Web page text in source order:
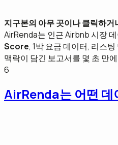
지구본의 아무 곳이나 클릭하거
AirRenda는 인근 Airbnb 시장
Score, 1박 요금 데이터, 리스
맥락이 담긴 보고서를 몇 초 만
6
AirRenda는 어떤 데